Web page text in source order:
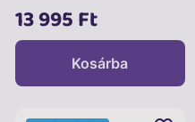
13 995 Ft
Kosárba